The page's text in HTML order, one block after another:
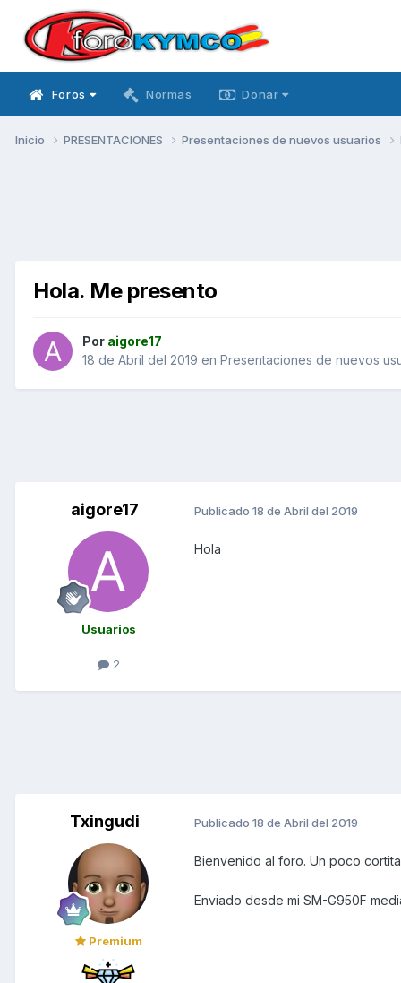
Foros Normas Donar
Inicio PRESENTACIONES Presentaciones de nuevos usuarios
Hola. Me presento
Por aigore17
18 de Abril del 2019 en Presentaciones de nuevos
aigore17
Usuarios
2
Publicado 18 de Abril del 2019
Hola
Txingudi
Premium
Publicado 18 de Abril del 2019
Bienvenido al foro. Un poco
Enviado desde mi SM-G950F